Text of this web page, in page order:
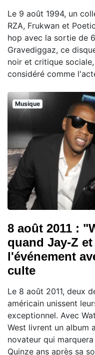
Le 9 août 1994, un
RZA, Frukwan et
hop avec la sortie de
Gravediggaz, ce
noir et critique
considéré comme
Musique
8 août 2011 :
quand Jay-Z
l'événement
culte
Le 8 août 2011, deux
américain unissent
exceptionnel. Avec
West livrent un album
novateur qui
Quinze ans après sa